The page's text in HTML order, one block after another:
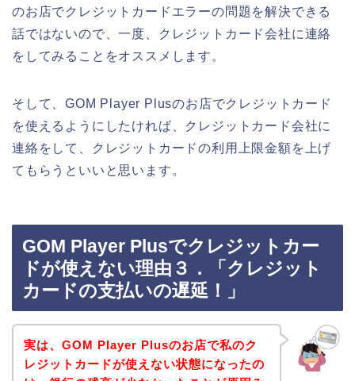
のお店でクレジットカードエラーの問題を解決できる
話ではないので、一度、クレジットカード会社に連絡
をしてみることをオススメします。
そして、GOM Player Plusのお店でクレジットカード
を使えるようにしたければ、クレジットカード会社に
連絡をして、クレジットカードの利用上限金額を上げ
てもらうといいと思います。
GOM Player Plusでクレジットカー
ドが使えない理由３．「クレジット
カードの支払いの遅延！」
実は、GOM Player Plusのお店で私のク
レジットカードが使えない状態になったの